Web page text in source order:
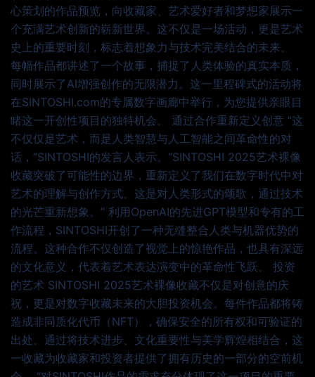
心策划的作品预览，向收藏家、艺术爱好者和梦想家展示一
个充满艺术创新的崭新世界。这不仅是一场活动，更是艺术
史上的重要时刻，标志着想象力与技术完美结合的未来。
每幅作品都讲述了一个故事，捕捉了人类体验的真实本质，
同时展示了AI增强创作的无限潜力。这一里程碑式的活动将
在SINTOSHI.com的专属数字画廊中举行，为您提供亲眼目
睹这一开创性项目的独特机会。 通过合作重新定义创意 “这
不仅仅是艺术，而是人类智慧与人工智能之间革命性的对
话，”SINTOSHI的发言人表示。“SINTOSHI 2025艺术裸像
收藏突破了可能性的边界，重新定义了我们在数字时代中对
艺术的理解与创作方式。这是对人类形式的颂歌，通过技术
的光芒重新想象。” 利用OpenAI的先进GPT模型和专有的工
作流程，SINTOSHI开创了一种无缝整合人类与机器优势的
流程。这种合作不仅创造了视觉上的惊艳作品，也具有深远
的文化意义，代表着艺术表达演变中的革命性飞跃。 投资
的艺术 SINTOSHI 2025艺术裸像收藏不仅是对创意的庆
祝，更是对数字收藏未来的大胆投资机会。每件作品都将铸
造成非同质化代币（NFT），确保安全的所有权和可验证的
出处。通过将技术进步、文化重要性与美学辉煌相结合，这
一收藏为收藏家和投资者提供了拥有历史的一部分的空前机